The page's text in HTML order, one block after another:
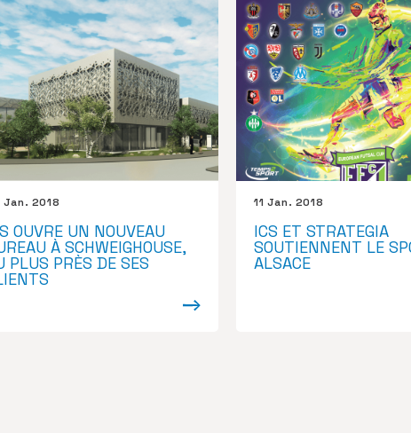
Jan. 2018
OUVRE UN NOUVEAU
À SCHWEIGHOUSE,
PLUS PRÈS DE SES
11 Jan. 2018
ICS ET STRATEGIA
SOUTIENNENT LE
ALSACE